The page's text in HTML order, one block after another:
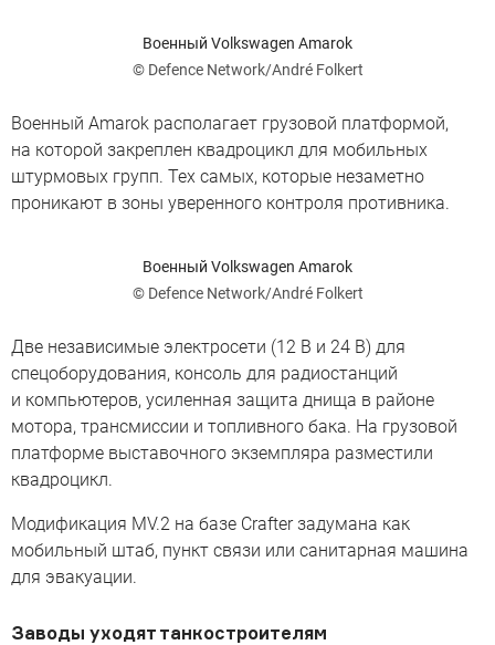
Военный Volkswagen Amarok
© Defence Network/André Folkert
Военный Amarok располагает грузовой платформой,
на которой закреплен квадроцикл для мобильных
штурмовых групп. Тех самых, которые незаметно
проникают в зоны уверенного контроля противника.
Военный Volkswagen Amarok
© Defence Network/André Folkert
Две независимые электросети (12 В и 24 В) для
спецоборудования, консоль для радиостанций
и компьютеров, усиленная защита днища в районе
мотора, трансмиссии и топливного бака. На грузовой
платформе выставочного экземпляра разместили
квадроцикл.
Модификация MV.2 на базе Crafter задумана как
мобильный штаб, пункт связи или санитарная машина
для эвакуации.
Заводы уходят танкостроителям